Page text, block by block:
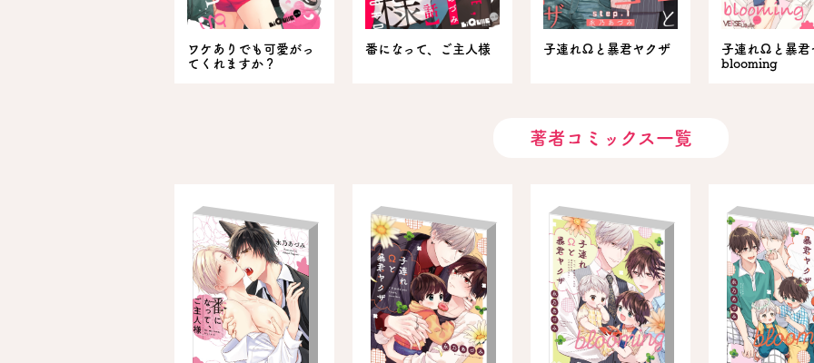
ワケありでも可愛がっ
てくれますか？
番になって、ご主人様 子連れΩと暴君ヤクザ
子連れΩと暴君
blooming
著者コミックス一覧